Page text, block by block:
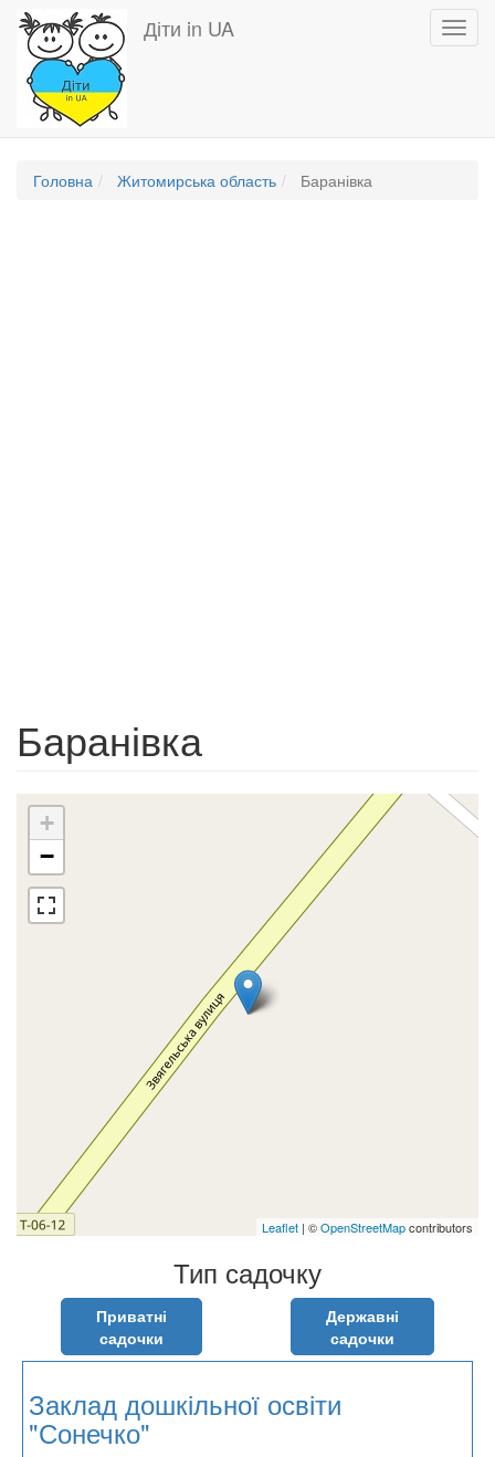
Перейти
основного
вмісту
Діти in UA
Головна Житомирська область Баранівка
Баранівка
+
−
Leaflet | ©OpenStreetMapcontributors
Тип садочку
Приватні
садочки
Державні
садочки
Заклад дошкільної освіти
"Сонечко"